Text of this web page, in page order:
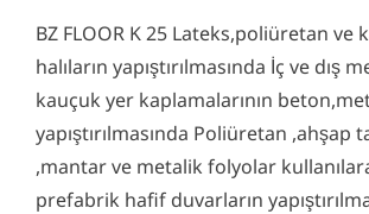
BZ FLOOR K 25 Lateks,poliüretan ve
halıların yapıştırılmasında İç ve dış
kauçuk yer kaplamalarının
yapıştırılmasında Poliüretan ,ahşap
,mantar ve metalik folyolar
prefabrik hafif duvarların